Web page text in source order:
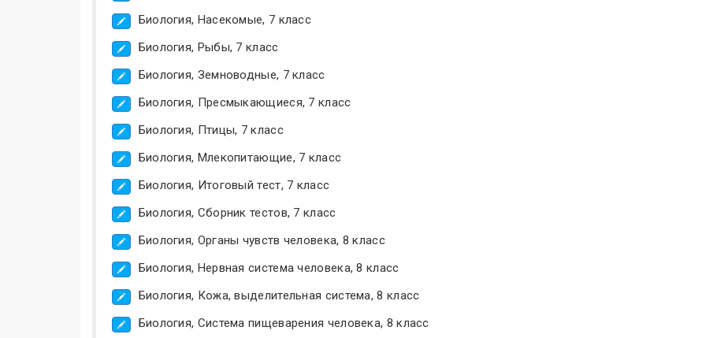
Биология, Насекомые, 7 класс
Биология, Рыбы, 7 класс
Биология, Земноводные, 7 класс
Биология, Пресмыкающиеся, 7 класс
Биология, Птицы, 7 класс
Биология, Млекопитающие, 7 класс
Биология, Итоговый тест, 7 класс
Биология, Сборник тестов, 7 класс
Биология, Органы чувств человека, 8 класс
Биология, Нервная система человека, 8 класс
Биология, Кожа, выделительная система, 8 класс
Биология, Система пищеварения человека, 8 класс